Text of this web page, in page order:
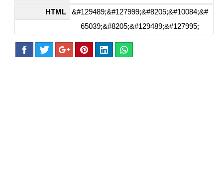
HTML
&#129489;&#127999;&#8205;&#10084;&#
65039;&#8205;&#129489;&#127995;